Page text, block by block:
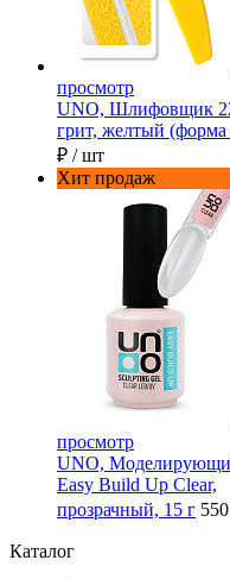
просмотр
UNO, Шлифовщик
грит, желтый (форма
₽ / шт
Хит продаж
просмотр
UNO,
Easy Build Up Clear,
прозрачный, 15 г
Каталог